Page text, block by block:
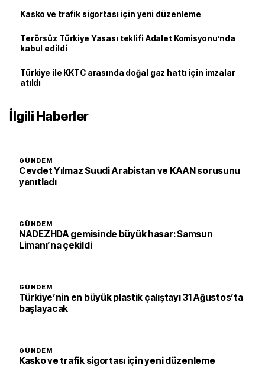
Kasko ve trafik sigortası için yeni düzenleme
Terörsüz Türkiye Yasası teklifi Adalet Komisyonu’nda
kabul edildi
Türkiye ile KKTC arasında doğal gaz hattı için imzalar
atıldı
İlgili Haberler
GÜNDEM
Cevdet Yılmaz Suudi Arabistan ve KAAN sorusunu
yanıtladı
GÜNDEM
NADEZHDA gemisinde büyük hasar: Samsun
Limanı’na çekildi
GÜNDEM
Türkiye’nin en büyük plastik çalıştayı 31 Ağustos’ta
başlayacak
GÜNDEM
Kasko ve trafik sigortası için yeni düzenleme